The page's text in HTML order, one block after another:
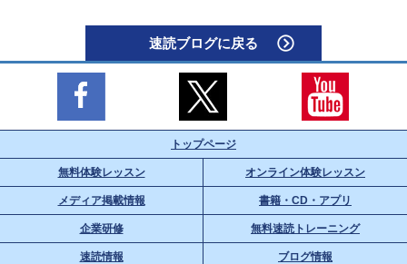
速読ブログに戻る
トップページ
無料体験レッスン オンライン体験レッスン
メディア掲載情報 書籍・CD・アプリ
企業研修 無料速読トレーニング
速読情報 ブログ情報